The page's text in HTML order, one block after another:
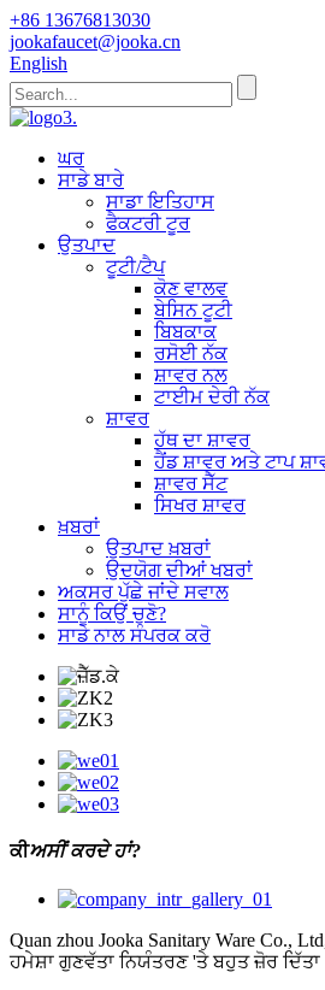
+86 13676813030
jookafaucet@jooka.cn
English
ਘਰ
ਸਾਡੇ ਬਾਰੇ
ਸਾਡਾ ਇਤਿਹਾਸ
ਫੈਕਟਰੀ ਟੂਰ
ਉਤਪਾਦ
ਟੂਟੀ/ਟੈਪ
ਕੋਣ ਵਾਲਵ
ਬੇਸਿਨ ਟੂਟੀ
ਬਿਬਕਾਕ
ਰਸੋਈ ਨੱਕ
ਸ਼ਾਵਰ ਨਲ
ਟਾਈਮ ਦੇਰੀ ਨੱਕ
ਸ਼ਾਵਰ
ਹੱਥ ਦਾ ਸ਼ਾਵਰ
ਹੈਂਡ ਸ਼ਾਵਰ ਅਤੇ ਟਾਪ
ਸ਼ਾਵਰ ਸੈੱਟ
ਸਿਖਰ ਸ਼ਾਵਰ
ਖ਼ਬਰਾਂ
ਉਤਪਾਦ ਖ਼ਬਰਾਂ
ਉਦਯੋਗ ਦੀਆਂ ਖਬਰਾਂ
ਅਕਸਰ ਪੁੱਛੇ ਜਾਂਦੇ ਸਵਾਲ
ਸਾਨੂੰ ਕਿਉਂ ਚੁਣੋ?
ਸਾਡੇ ਨਾਲ ਸੰਪਰਕ ਕਰੋ
ਕੀਅਸੀਂ ਕਰਦੇ ਹਾਂ?
Quan zhou Jooka Sanitary Ware
ਹਮੇਸ਼ਾ ਗੁਣਵੱਤਾ ਨਿਯੰਤਰਣ 'ਤੇ ਬਹੁਤ ਜ਼ੋਰ